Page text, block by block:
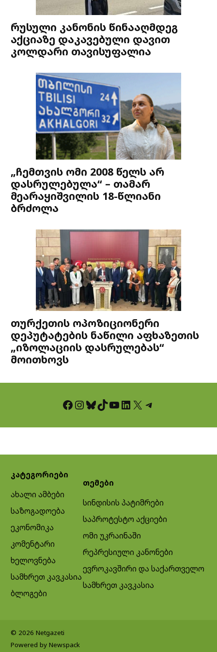
რუსული კანონის წინააღმდეგ
აქციაზე დაკავებული დავით
კოლდარი თავისუფალია
„ჩემთვის ომი 2008 წელს არ
დასრულებულა“ – თამარ
მეარაყიშვილის 18-წლიანი
ბრძოლა
თურქეთის ოპოზიციონერი
დეპუტატების ნაწილი აფხაზეთის
„იზოლაციის დასრულებას“
მოითხოვს
Facebook InstagramBluesky TikTok YouTube LinkedIn X Telegram
კატეგორიები
ახალი ამბები
საზოგადოება
ეკონომიკა
კომენტარი
ხელოვნება
სამხრეთ კავკასია
ბლოგები
თემები
სინდისის პატიმრები
საპროტესტო აქციები
ომი უკრაინაში
რეპრესიული კანონები
ევროკავშირი და საქართველო
სამხრეთ კავკასია
© 2026 Netgazeti
Powered by Newspack